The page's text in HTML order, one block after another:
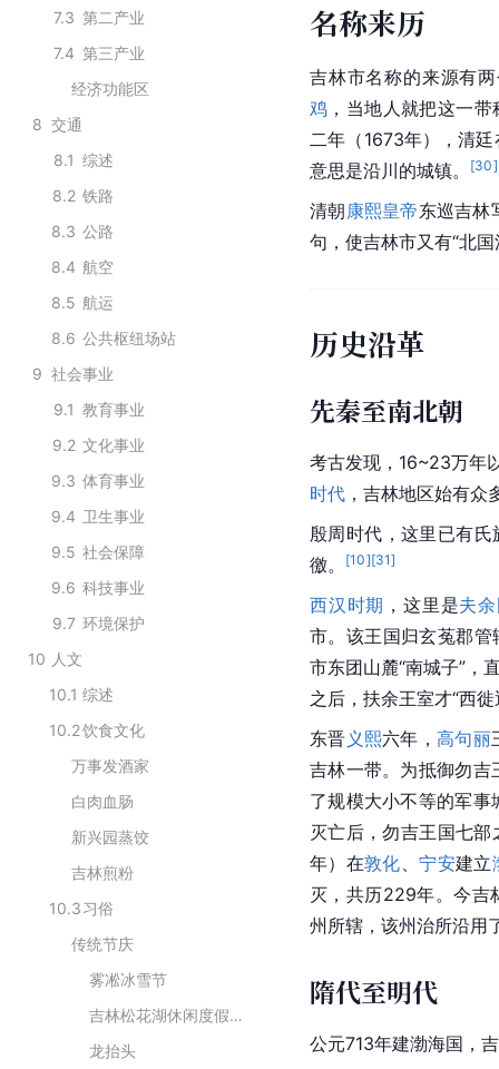
7.3 第二产业
7.4 第三产业
经济功能区
8 交通
8.1 综述
8.2 铁路
8.3 公路
8.4 航空
8.5 航运
8.6 公共枢纽场站
9 社会事业
9.1 教育事业
9.2 文化事业
9.3 体育事业
9.4 卫生事业
9.5 社会保障
9.6 科技事业
9.7 环境保护
10 人文
10.1 综述
10.2饮食文化
万事发酒家
白肉血肠
新兴园蒸饺
吉林煎粉
10.3习俗
传统节庆
雾凇冰雪节
吉林松花湖休闲度假旅游节
龙抬头
名称来历
吉林市名称的来源有
鸡 ，当地人就把这一
二年（1673年），清廷
意思是沿川的城镇。
[30]
清朝 康熙皇帝东巡吉林
句，使吉林市又有“北
历史沿革
先秦至南北朝
考古发现，16~23万年
时代 ，吉林地区始有众
殷周时代，这里已有氏
徼。
[10][31]
西汉时期 ，这里是夫
市。该王国归玄菟郡管
市东团山麓“南城子”，
之后，扶余王室才“西徙
东晋 义熙六年，高句丽
吉林一带。为抵御勿
了规模大小不等的军事
灭亡后，勿吉王国七
年）在敦化 、宁安建立
灭，共历229年。今吉
州所辖，该州治所沿用
隋代至明代
公元713年建渤海国，